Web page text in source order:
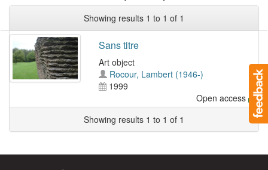
Showing results 1 to 1 of 1
Sans titre
Art object
Rocour, Lambert (1946-)
1999
Open access
Showing results 1 to 1 of 1